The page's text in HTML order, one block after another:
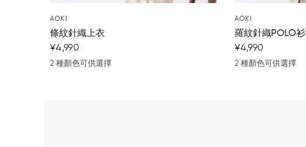
AOKI
條紋針織上衣
¥4,990
黑 米白色
2 種顏色可供選擇
AOKI
羅紋針織POLO衫
¥4,990
深藍棕色
2 種顏色可供選擇